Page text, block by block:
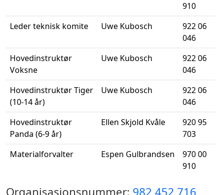
910
Leder teknisk komite
Uwe Kubosch
922 06
046
Hovedinstruktør
Voksne
Uwe Kubosch
922 06
046
Hovedinstruktør Tiger
(10-14 år)
Uwe Kubosch
922 06
046
Hovedinstruktør
Panda (6-9 år)
Ellen Skjold Kvåle
920 95
703
Materialforvalter
Espen Gulbrandsen
970 00
910
Organisasjonsnummer: 982 452 716